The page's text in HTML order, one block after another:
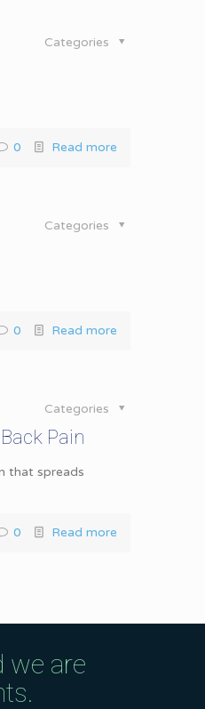
Categories
0 Read more
Categories
0 Read more
Categories
Pain
that spreads
0 Read more
we are